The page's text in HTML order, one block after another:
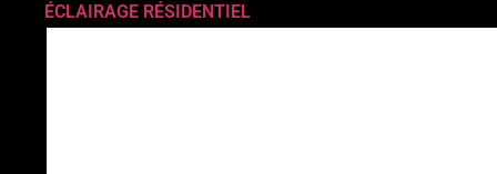
ÉCLAIRAGE RÉSIDENTIEL